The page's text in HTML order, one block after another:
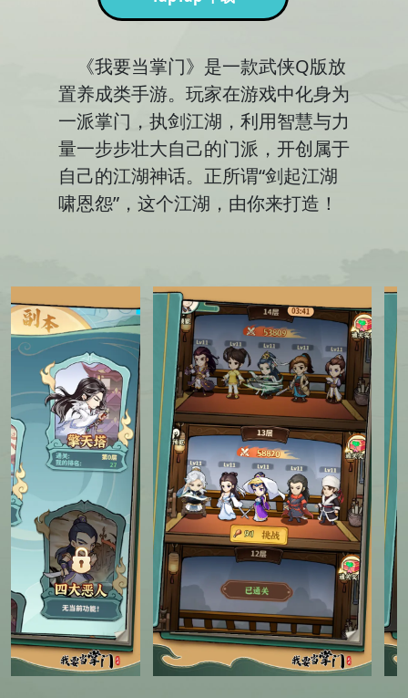
《我要当掌门》是一款武侠Q版放
置养成类手游。玩家在游戏中化身为
一派掌门，执剑江湖，利用智慧与力
量一步步壮大自己的门派，开创属于
自己的江湖神话。正所谓“剑起江湖
啸恩怨”，这个江湖，由你来打造！